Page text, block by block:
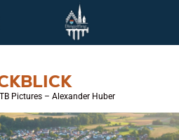
Pictures – Alexander Huber